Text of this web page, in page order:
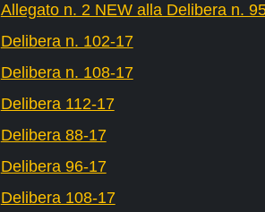
Allegato n. 2 NEW alla Delibera n.
Delibera n. 102-17
Delibera n. 108-17
Delibera 112-17
Delibera 88-17
Delibera 96-17
Delibera 108-17